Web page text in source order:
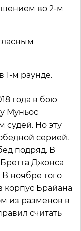
во 2-м
1-м раунде.
года в бою
Муньос
судей. Но эту
серией.
подряд. В
Джонса
ноябре того
корпус Брайана
из разменов в
считать